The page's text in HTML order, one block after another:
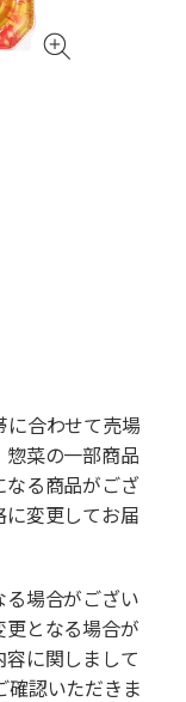
合わせて売場
惣菜の一部商品
なる商品がござ
に変更してお届
場合がござい
となる場合が
容に関しまして
確認いただきま